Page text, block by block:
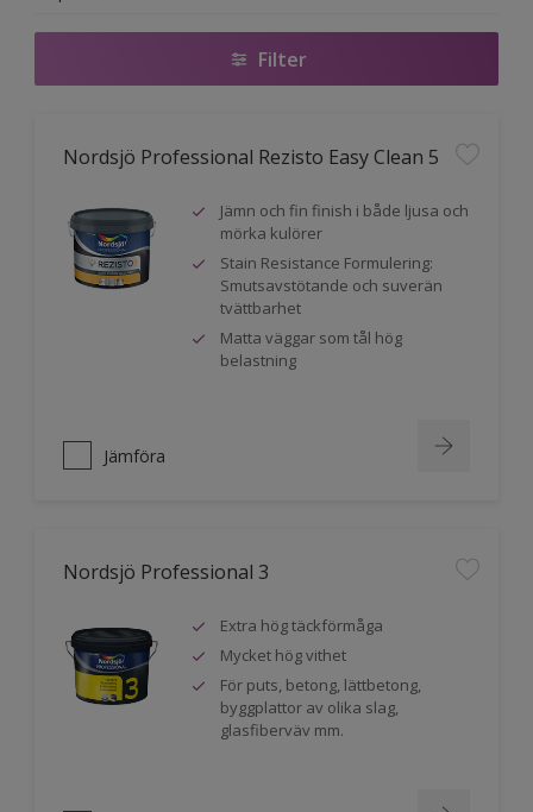
Filter
Nordsjö Professional Rezisto Easy Clean 5
Jämn och fin finish i både ljusa och
mörka kulörer
Stain Resistance Formulering:
Smutsavstötande och suverän
tvättbarhet
Matta väggar som tål hög
belastning
Jämföra
Nordsjö Professional 3
Extra hög täckförmåga
Mycket hög vithet
För puts, betong, lättbetong,
byggplattor av olika slag,
glasfiberväv mm.